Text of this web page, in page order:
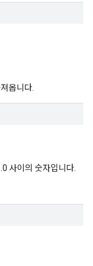
옵니다.
사이의 숫자입니다.